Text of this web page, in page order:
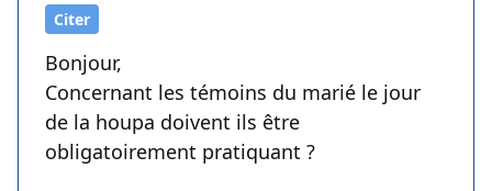
Citer
Bonjour,
Concernant les témoins du marié le jour
de la houpa doivent ils être
obligatoirement pratiquant ?